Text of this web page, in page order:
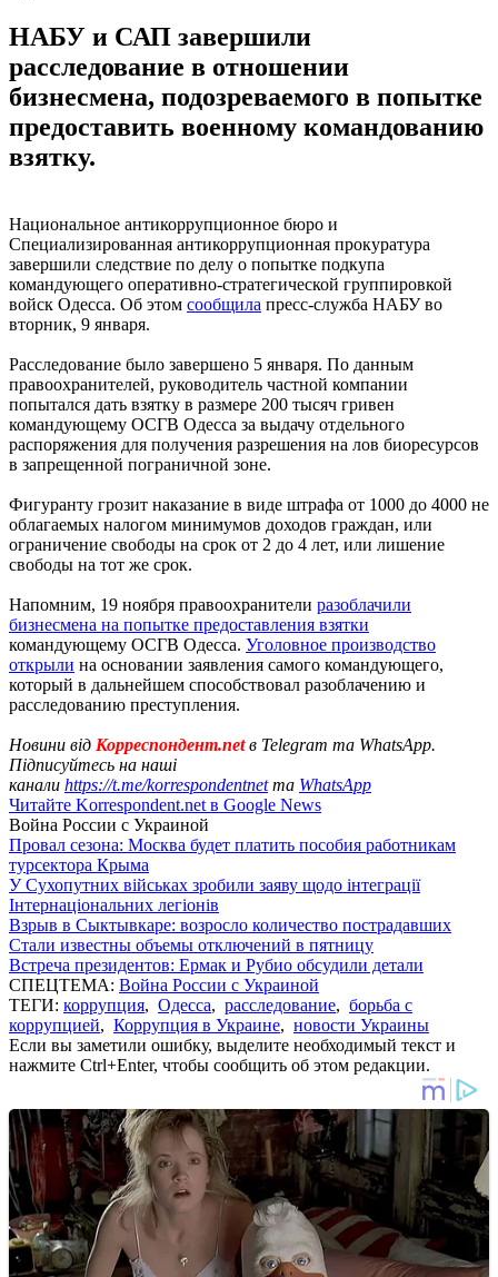
НАБУ и САП завершили
расследование в отношении
бизнесмена, подозреваемого в попытке
предоставить военному командованию
взятку.
Национальное антикоррупционное бюро и
Специализированная антикоррупционная прокуратура
завершили следствие по делу о попытке подкупа
командующего оперативно-стратегической группировкой
войск Одесса. Об этом сообщила пресс-служба НАБУ во
вторник, 9 января.
Расследование было завершено 5 января. По данным
правоохранителей, руководитель частной компании
попытался дать взятку в размере 200 тысяч гривен
командующему ОСГВ Одесса за выдачу отдельного
распоряжения для получения разрешения на лов биоресурсов
в запрещенной пограничной зоне.
Фигуранту грозит наказание в виде штрафа от 1000 до 4000 не
облагаемых налогом минимумов доходов граждан, или
ограничение свободы на срок от 2 до 4 лет, или лишение
свободы на тот же срок.
Напомним, 19 ноября правоохранители разоблачили
бизнесмена на попытке предоставления взятки
командующему ОСГВ Одесса. Уголовное производство
открыли на основании заявления самого командующего,
который в дальнейшем способствовал разоблачению и
расследованию преступления.
Новини від Корреспондент.netв Telegram та WhatsApp.
Підписуйтесь на наші
канали https://t.me/korrespondentnetта WhatsApp
Читайте Korrespondent.net в Google News
Война России с Украиной
Провал сезона: Москва будет платить пособия работникам
турсектора Крыма
У Сухопутних військах зробили заяву щодо інтеграції
Інтернаціональних легіонів
Взрыв в Сыктывкаре: возросло количество пострадавших
Стали известны объемы отключений в пятницу
Встреча президентов: Ермак и Рубио обсудили детали
СПЕЦТЕМА: Война России с Украиной
ТЕГИ: коррупция, Одесса, расследование, борьба с
коррупцией, Коррупция в Украине, новости Украины
Если вы заметили ошибку, выделите необходимый текст и
нажмите Ctrl+Enter, чтобы сообщить об этом редакции.